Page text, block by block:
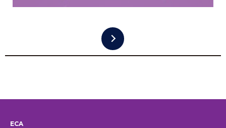
ECA